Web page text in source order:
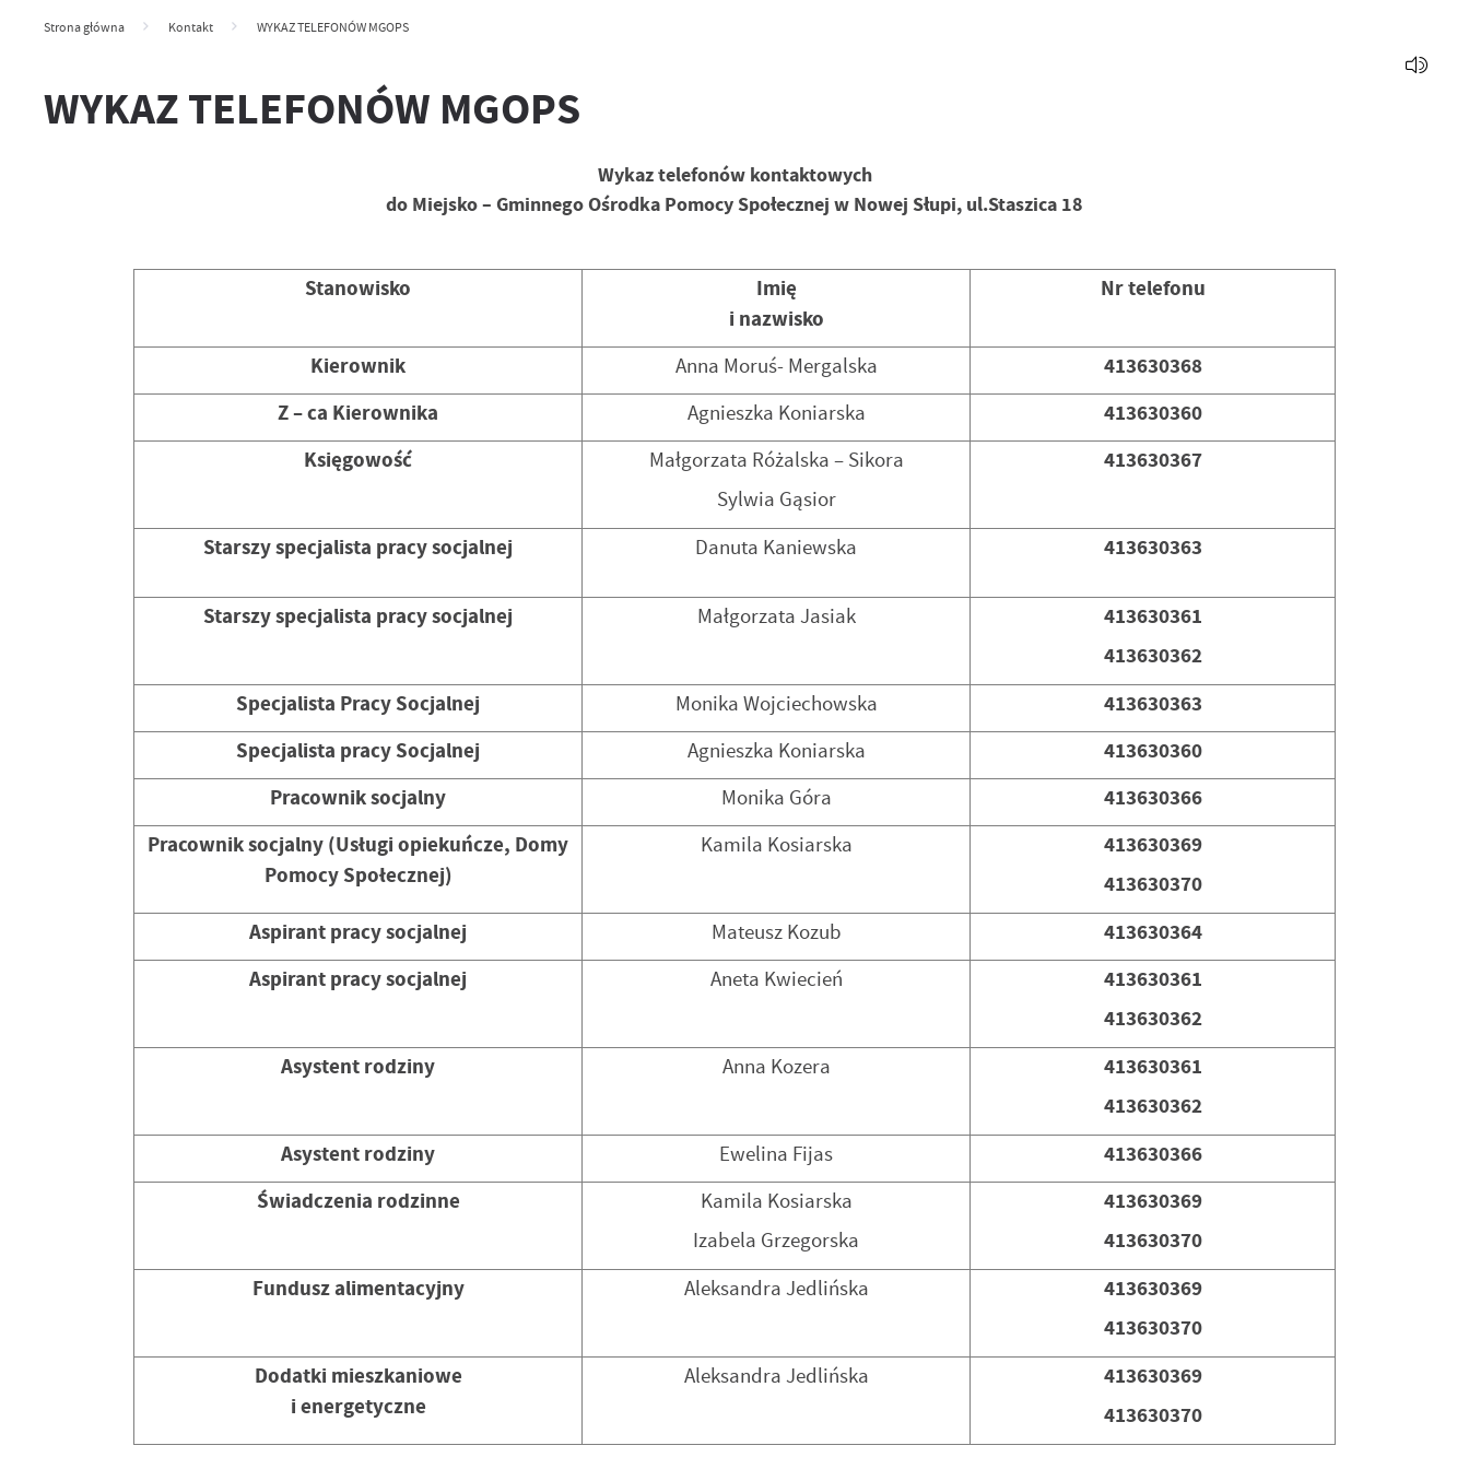
Strona główna Kontakt WYKAZ TELEFONÓW MGOPS
WYKAZ TELEFONÓW MGOPS
Wykaz telefonów kontaktowych
do Miejsko – Gminnego Ośrodka Pomocy Społecznej w Nowej Słupi, ul.Staszica 18
Stanowisko
Imię
i nazwisko
Nr telefonu
Kierownik Anna Moruś- Mergalska
413630368
Z – ca Kierownika
Agnieszka Koniarska
413630360
Księgowość
Małgorzata Różalska – Sikora
Sylwia Gąsior
413630367
Starszy specjalista pracy socjalnej Danuta Kaniewska 413630363
Starszy specjalista pracy socjalnej Małgorzata Jasiak
413630361
413630362
Specjalista Pracy Socjalnej
Monika Wojciechowska
413630363
Specjalista pracy Socjalnej
Agnieszka Koniarska
413630360
Pracownik socjalny
Monika Góra
413630366
Pracownik socjalny (Usługi opiekuńcze, Domy
Pomocy Społecznej)
Kamila Kosiarska
413630369
413630370
Aspirant pracy socjalnej
Mateusz Kozub
413630364
Aspirant pracy socjalnej
Aneta Kwiecień
413630361
413630362
Asystent rodziny
Anna Kozera
413630361
413630362
Asystent rodziny
Ewelina Fijas
413630366
Świadczenia rodzinne
Kamila Kosiarska
Izabela Grzegorska
413630369
413630370
Fundusz alimentacyjny
Aleksandra Jedlińska
413630369
413630370
Dodatki mieszkaniowe
i energetyczne
Aleksandra Jedlińska
413630369
413630370